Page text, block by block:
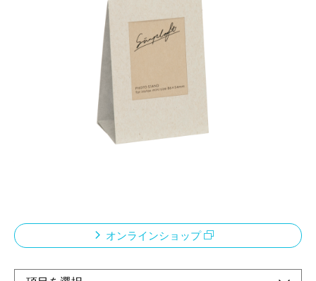
Simplaft 【シンプラフト】
テーマ：『飾る』 お気に入りの写真を飾りまし
メーカー希望小売価格：
for instax mini size 86×54mm
オンラインショップ